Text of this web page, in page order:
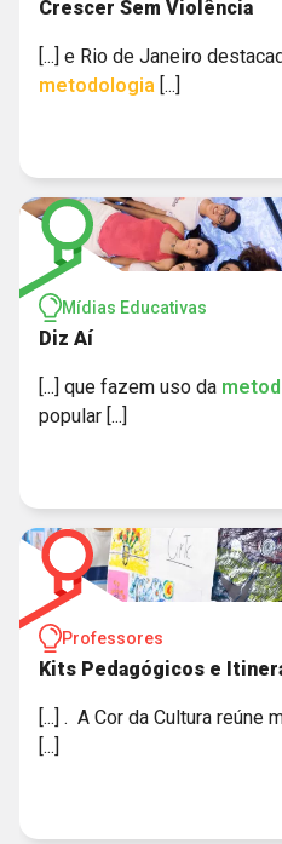
Crescer Sem Violência
[...] e Rio de Janeiro
metodologia [...]
Mídias Educativas
Diz Aí
[...] que fazem uso da
popular [...]
Professores
Kits Pedagógicos e
[...] . A Cor da Cultura reúne
[...]